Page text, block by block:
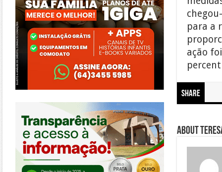
para a
ação
Share
About
https://morrinhos.go.leg.br/